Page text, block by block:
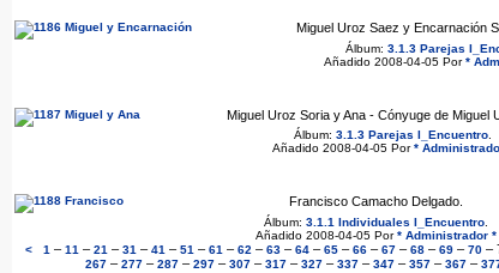
Miguel Uroz Saez y Encarnación
Álbum: 3.1.3 Parejas
Añadido 2008-04-05 Por*
Miguel Uroz Soria y Ana - Cónyuge de Miguel
Álbum: 3.1.3 Parejas I_Encuentro.
Añadido 2008-04-05 Por*
Francisco Camacho Delgado.
Álbum: 3.1.1 Individuales I_Encuentro.
Añadido 2008-04-05 Por* Administrador *
<
1 – 11 – 21 – 31 – 41 – 51 – 61 – 62 – 63 – 64 – 65 – 66 – 67 – 68 – 69 – 70 –
267– 277– 287– 297– 307– 317– 327– 337– 347– 357– 367–